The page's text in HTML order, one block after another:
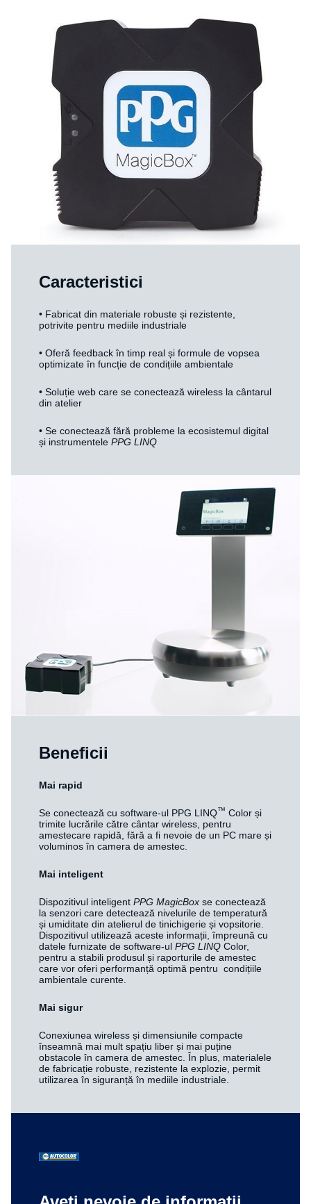
Caracteristici
• Fabricat din materiale robuste și rezistente,
potrivite pentru mediile industriale
• Oferă feedback în timp real și formule de vopsea
optimizate în funcție de condițiile ambientale
• Soluție web care se conectează wireless la cântarul
din atelier
• Se conectează fără probleme la ecosistemul digital
și instrumentele PPG LINQ
Beneficii
Mai rapid
Se conectează cu software-ul PPG LINQ™ Color și
trimite lucrările către cântar wireless, pentru
amestecare rapidă, fără a fi nevoie de un PC mare și
voluminos în camera de amestec.
Mai inteligent
Dispozitivul inteligent PPG MagicBox se conectează
la senzori care detectează nivelurile de temperatură
și umiditate din atelierul de tinichigerie și vopsitorie.
Dispozitivul utilizează aceste informații, împreună cu
datele furnizate de software-ul PPG LINQ Color,
pentru a stabili produsul și raporturile de amestec
care vor oferi performanță optimă pentru condițiile
ambientale curente.
Mai sigur
Conexiunea wireless și dimensiunile compacte
înseamnă mai mult spațiu liber și mai puține
obstacole în camera de amestec. În plus, materialele
de fabricație robuste, rezistente la explozie, permit
utilizarea în siguranță în mediile industriale.